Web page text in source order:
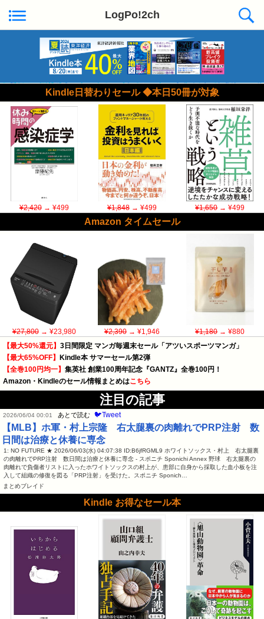
LogPo!2ch
Kindle日替わりセール ◆本日50冊が対象
¥2,420→ ¥499 ¥1,848→ ¥499 ¥1,650→ ¥499
Amazon タイムセール
¥27,800→ ¥23,980 ¥2,390→ ¥1,946 ¥1,180→ ¥880
【最大50%還元】 3日間限定 マンガ毎週末セール「アツいスポーツマンガ」
【最大65%OFF】
Kindle本 サマーセール第2弾
【全巻100円均一】 集英社 創業100周年記念『GANTZ』全巻100円！
Amazon・Kindleのセール情報まとめはこちら
注目の記事
2026/06/04 00:01 あとで読む 🐦Tweet
【MLB】ホ軍・村上宗隆 右太腿裏の肉離れでPRP注射 数
日間は治療と休養に専念
1: NO FUTURE ★ 2026/06/03(水) 04:07:38 ID:B6jfRGML9 ホワイトソックス・村上 右太腿裏
の肉離れでPRP注射 数日間は治療と休養に専念 - スポニチ Sponichi Annex 野球 右太腿裏の
肉離れで負傷者リストに入ったホワイトソックスの村上が、患部に自身から採取した血小板を注
入して組織の修復を図る「PRP注射」を受けた。スポニチ Sponich…
まとめブレイド
Kindle お得なセール本